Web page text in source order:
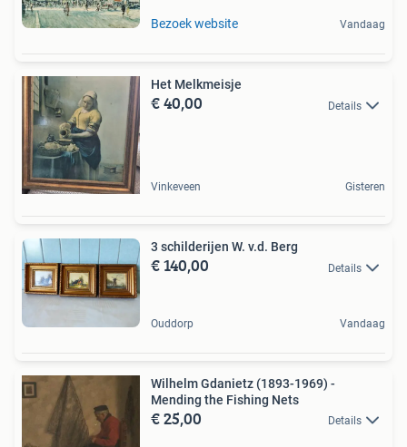
Bezoek website Vandaag
Het Melkmeisje
€ 40,00 Details
Vinkeveen Gisteren
3 schilderijen W. v.d. Berg
€ 140,00 Details
Ouddorp Vandaag
Wilhelm Gdanietz (1893-1969) -
Mending the Fishing Nets
€ 25,00 Details